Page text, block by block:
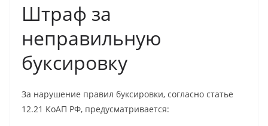
Штраф за
неправильную
буксировку
За нарушение правил буксировки, согласно статье
12.21 КоАП РФ, предусматривается: